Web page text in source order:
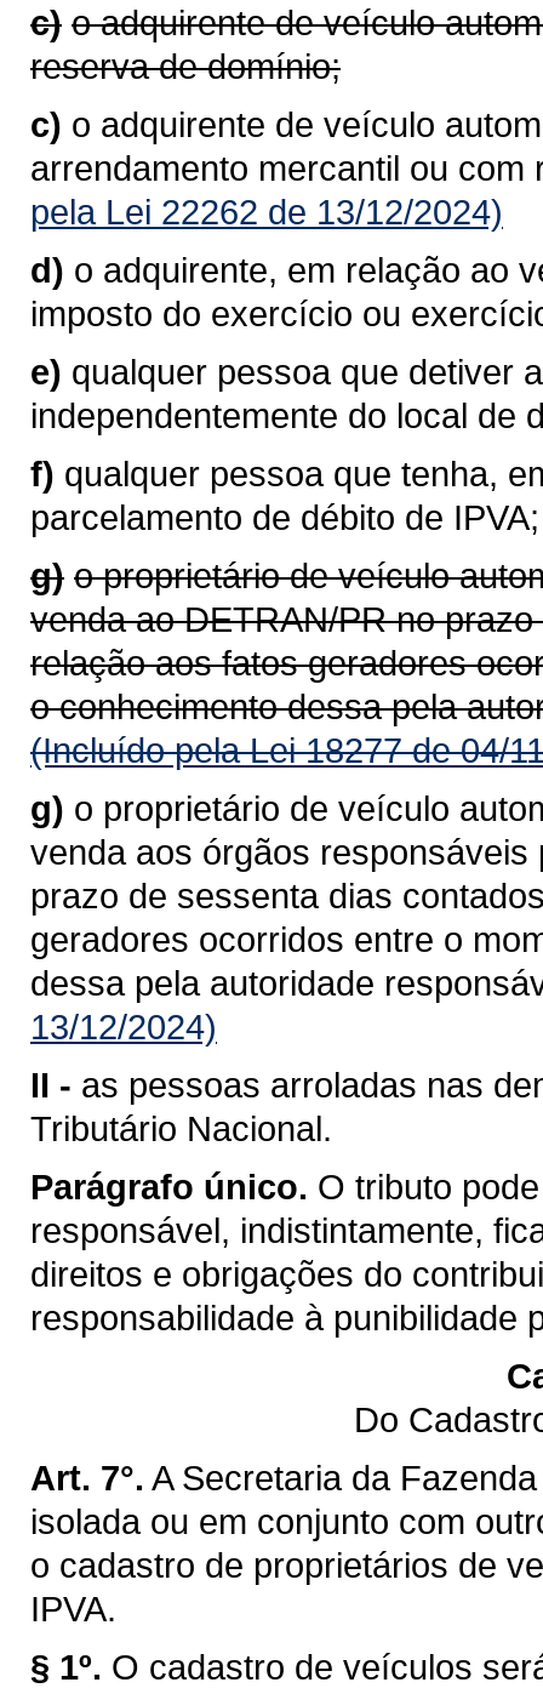
c) o adquirente de veículo
reserva de domínio;
c) o adquirente de veículo
arrendamento mercantil ou com
pela Lei 22262 de 13/12/2024)
d) o adquirente, em relação ao
imposto do exercício ou
e) qualquer pessoa que detiver
independentemente do local de
f) qualquer pessoa que tenha,
parcelamento de débito de IPVA;
g) o proprietário de veículo
venda ao DETRAN/PR no
relação aos fatos geradores
o conhecimento dessa pela
(Incluído pela Lei 18277 de 04/
g) o proprietário de veículo
venda aos órgãos
prazo de sessenta dias
geradores ocorridos entre o
dessa pela autoridade
13/12/2024)
II - as pessoas arroladas nas
Tributário Nacional.
Parágrafo único. O tributo
responsável, indistintamente,
direitos e obrigações do
responsabilidade à punibilidade
Do
Art. 7°. A Secretaria da
isolada ou em conjunto com
o cadastro de proprietários de
IPVA.
§ 1º. O cadastro de veículos